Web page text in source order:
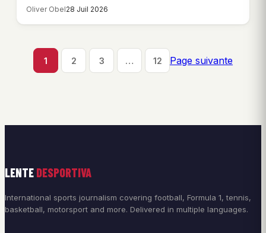
Oliver Obel28 Juil 2026
1 2 3 … 12 Page suivante
LENTE DESPORTIVA
International sports journalism covering football, Formula 1, tennis,
basketball, motorsport and more. Delivered in multiple languages.